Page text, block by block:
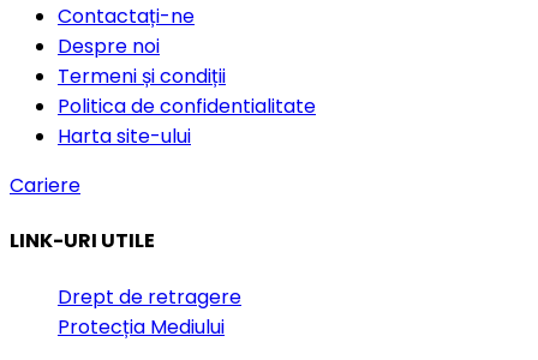
Contactați-ne
Despre noi
Termeni și condiții
Politica de confidentialitate
Harta site-ului
Cariere
LINK-URI UTILE
Drept de retragere
Protecția Mediului